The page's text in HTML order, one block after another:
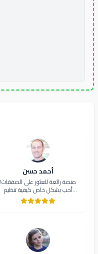
أحمد حسن
منصة رائعة للعثور على الصفقات!
أحب بشكل خاص كيفية تنظيم
الكوبونات حسب الفئة. يجعل